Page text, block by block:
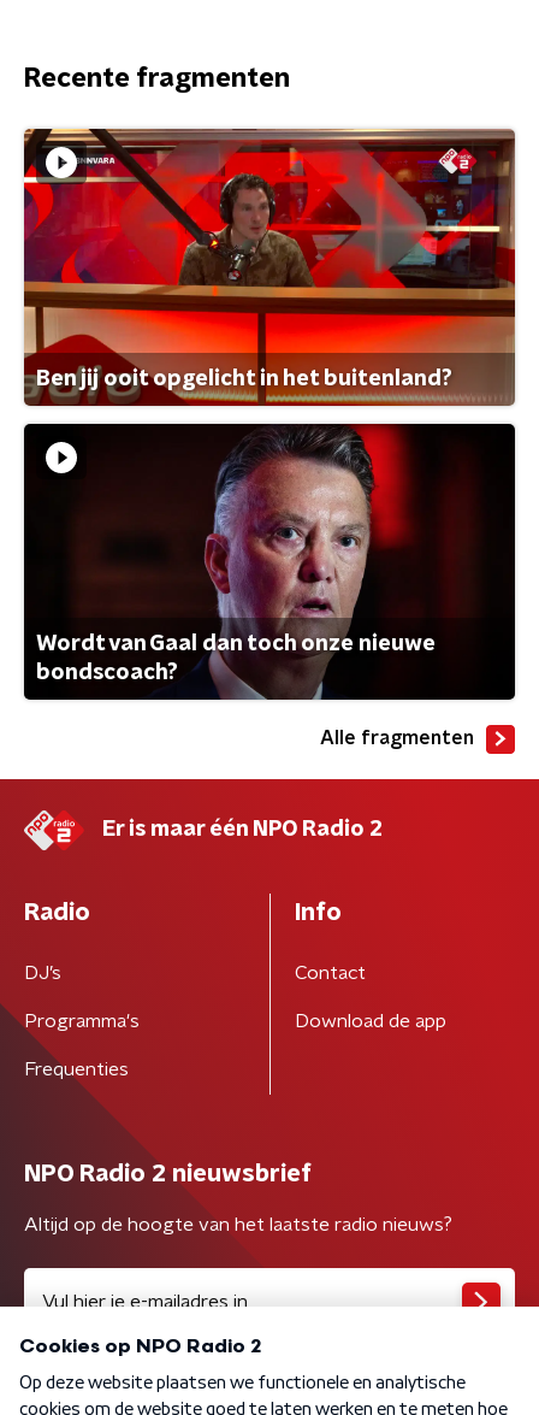
Recente fragmenten
Ben jij ooit opgelicht in het buitenland?
Wordt van Gaal dan toch onze nieuwe
bondscoach?
Alle fragmenten
Er is maar één NPO Radio 2
Radio
DJ’s
Programma's
Frequenties
Info
Contact
Download de app
NPO Radio 2 nieuwsbrief
Altijd op de hoogte van het laatste radio nieuws?